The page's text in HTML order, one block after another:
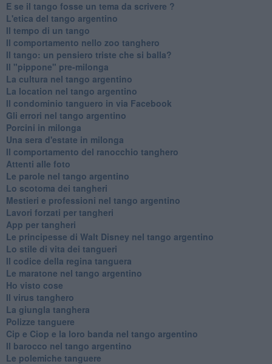
E se il tango fosse un tema da scrivere ?
L'etica del tango argentino
Il tempo di un tango
Il comportamento nello zoo tanghero
Il tango: un pensiero triste che si balla?
Il "pippone" pre-milonga
La cultura nel tango argentino
La location nel tango argentino
Il condominio tanguero in via Facebook
Gli errori nel tango argentino
Porcini in milonga
Una sera d'estate in milonga
Il comportamento del ranocchio tanghero
Attenti alle foto
Le parole nel tango argentino
Lo scotoma dei tangheri
Mestieri e professioni nel tango argentino
Lavori forzati per tangheri
App per tangheri
Le principesse di Walt Disney nel tango argentino
Lo stile di vita dei tangueri
Il codice della regina tanguera
Le maratone nel tango argentino
Ho visto cose
Il virus tanghero
La giungla tanghera
Polizze tanguere
Cip e Ciop e la loro banda nel tango argentino
Il barocco nel tango argentino
Le polemiche tanguere